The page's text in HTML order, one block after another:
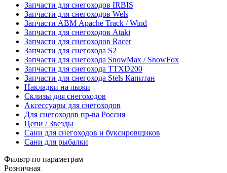
Запчасти для снегоходов IRBIS
Запчасти для снегоходов Wels
Запчасти АВМ Apache Track / Wind
Запчасти для снегоходов Ataki
Запчасти для снегоходов Racer
Запчасти для снегохода S2
Запчасти для снегохода SnowMax / SnowFox
Запчасти для снегохода TTXD200
Запчасти для снегохода Stels Капитан
Накладки на лыжи
Склизы для снегоходов
Аксессуары для снегоходов
Для снегоходов пр-ва Россия
Цепи / Звезды
Сани для снегоходов и буксировщиков
Сани для рыбалки
Фильтр по параметрам
Розничная